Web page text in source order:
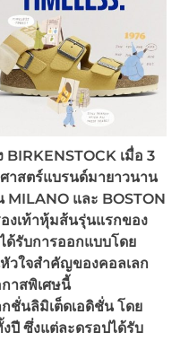
BIRKENSTOCK เมื่อ 3
าสตร์แบรนด์มายาวนาน
MILANO และ BOSTON
งเท้าหุ้มส้นรุ่นแรกของ
ด้รับการออกแบบโดย
วใจสำคัญของคอลเลก
าสพิเศษนี้
ชั่นลิมิเต็ดเอดิชั่น โดย
ปี ซึ่งแต่ละดรอปได้รับ